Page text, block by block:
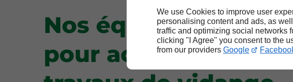
We use Cookies to improve user
personalising content and ads, as
traffic and optimizing social networks
clicking "I Agree" you consent to the
from our providers Google
Nos équipements
pour accomplir des